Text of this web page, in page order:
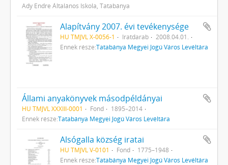
Ady Endre Általános Iskola, Tatabánya
Alapítvány 2007. évi tevékenysége
HU TMJVL X-0056-1 Iratdarab
2008.04.01.
Ennek része:Tatabánya Megyei Jogú Város Levéltára
Állami anyakönyvek másodpéldányai
HU TMJVL XXXIII-0001 Fond
1895–2014
Ennek része:Tatabánya Megyei Jogú Város Levéltára
Alsógalla község iratai
HU TMJVL V-0101 Fond
1775–1948
Ennek része:Tatabánya Megyei Jogú Város Levéltára